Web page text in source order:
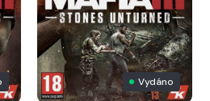
Vydáno